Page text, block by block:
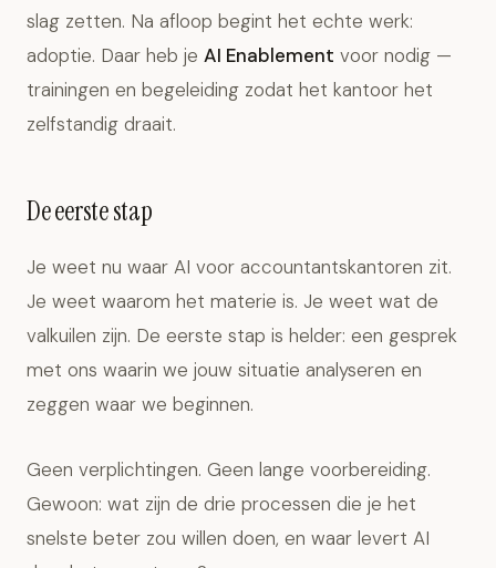
slag zetten. Na afloop begint het echte werk:
adoptie. Daar heb je AI Enablement voor nodig —
trainingen en begeleiding zodat het kantoor het
zelfstandig draait.
De eerste stap
Je weet nu waar AI voor accountantskantoren zit.
Je weet waarom het materie is. Je weet wat de
valkuilen zijn. De eerste stap is helder: een gesprek
met ons waarin we jouw situatie analyseren en
zeggen waar we beginnen.
Geen verplichtingen. Geen lange voorbereiding.
Gewoon: wat zijn de drie processen die je het
snelste beter zou willen doen, en waar levert AI